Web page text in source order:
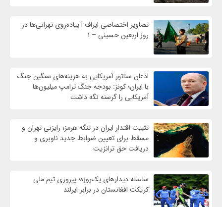
تصاویر اختصاصی ایراف | پیاده‌روی تهرانی‌ها در
روز اربعین حسینی – ۱
اذعان سناتور آمریکایی به هزینه‌های سنگین جنگ
با ایران؛ کونز: بودجه جنگ ترامپ میلیون‌ها
آمریکایی را گرسنه نگه داشت
تثبیت اقتدار ایران در تنگه هرمز؛ رایزنی تهران و
مسقط برای تعیین ضوابط جدید ناوبری و
دریافت حق ترانزیت
سلسله دیدارهای یک‌روزه؛ پیروزی تیم ملی
کریکت افغانستان در برابر ایرلند